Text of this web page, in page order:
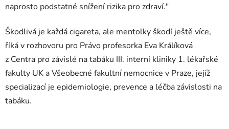
naprosto podstatné snížení rizika pro zdraví."
Škodlivá je každá cigareta, ale mentolky škodí ještě více,
říká v rozhovoru pro Právo profesorka Eva Králíková
z Centra pro závislé na tabáku III. interní kliniky 1. lékařské
fakulty UK a Všeobecné fakultní nemocnice v Praze, jejíž
specializací je epidemiologie, prevence a léčba závislosti na
tabáku.